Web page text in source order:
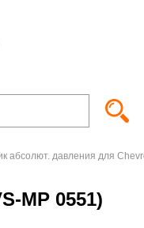
абсолют. давления для
MP 0551)